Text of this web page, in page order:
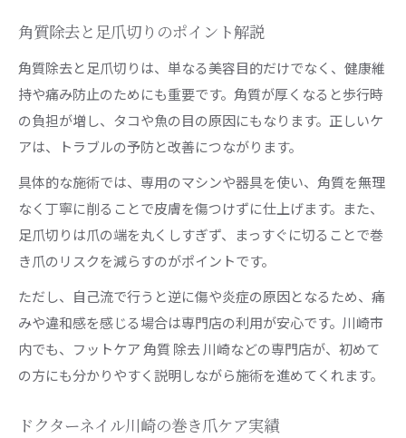
角質除去と足爪切りのポイント解説
角質除去と足爪切りは、単なる美容目的だけでなく、健康維
持や痛み防止のためにも重要です。角質が厚くなると歩行時
の負担が増し、タコや魚の目の原因にもなります。正しいケ
アは、トラブルの予防と改善につながります。
具体的な施術では、専用のマシンや器具を使い、角質を無理
なく丁寧に削ることで皮膚を傷つけずに仕上げます。また、
足爪切りは爪の端を丸くしすぎず、まっすぐに切ることで巻
き爪のリスクを減らすのがポイントです。
ただし、自己流で行うと逆に傷や炎症の原因となるため、痛
みや違和感を感じる場合は専門店の利用が安心です。川崎市
内でも、フットケア 角質 除去 川崎などの専門店が、初めて
の方にも分かりやすく説明しながら施術を進めてくれます。
ドクターネイル川崎の巻き爪ケア実績